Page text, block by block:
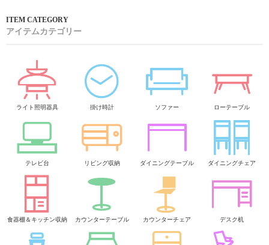
アイテムカテゴリー
ライト照明器具 掛け時計 ソファー ローテーブル
テレビ台 リビング収納 ダイニングテーブル ダイニングチェア
食器棚＆キッチン収納 カウンターテーブル カウンターチェア デスク机